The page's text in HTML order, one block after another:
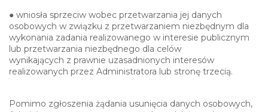
● wniosła sprzeciw wobec przetwarzania jej danych
osobowych w związku z przetwarzaniem niezbędnym dla
wykonania zadania realizowanego w interesie publicznym
lub przetwarzania niezbędnego dla celów
wynikających z prawnie uzasadnionych interesów
realizowanych przez Administratora lub stronę trzecią.
Pomimo zgłoszenia żądania usunięcia danych osobowych,